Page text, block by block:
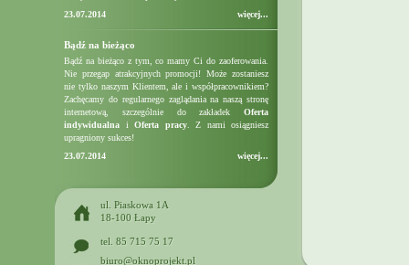
23.07.2014
więcej...
Bądź na bieżąco
Bądź na bieżąco z tym, co mamy Ci do zaoferowania.
Nie przegap atrakcyjnych promocji! Może zostaniesz
nie tylko naszym Klientem, ale i współpracownikiem?
Zachęcamy do regularnego zaglądania na naszą stronę
internetową, szczególnie do zakładek Oferta
indywidualna i Oferta pracy. Z nami osiągniesz
upragniony sukces!
23.07.2014
więcej...
ul. Piaskowa 1A
18-100 Łapy
tel. 85 715 75 17
biuro@oknoprojekt.pl